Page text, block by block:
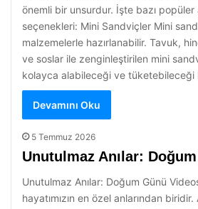
önemli bir unsurdur. İşte bazı popüler
seçenekleri: Mini Sandviçler Mini
malzemelerle hazırlanabilir. Tavuk,
ve soslar ile zenginleştirilen mini
kolayca alabileceği ve
Devamını Oku
5 Temmuz 2026
Unutulmaz Anılar:
Unutulmaz Anılar: Doğum Günü
hayatımızın en özel anlarından biridir.